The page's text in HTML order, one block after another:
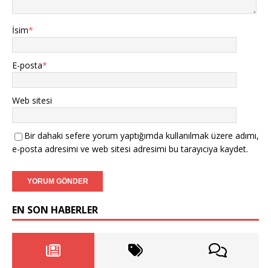
İsim*
E-posta*
Web sitesi
Bir dahaki sefere yorum yaptığımda kullanılmak üzere adımı,
e-posta adresimi ve web sitesi adresimi bu tarayıcıya kaydet.
EN SON HABERLER